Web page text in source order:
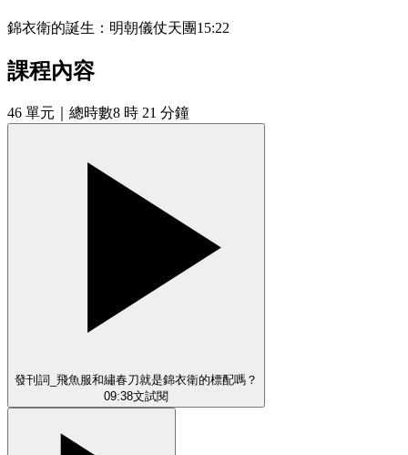
錦衣衛的誕生：明朝儀仗天團15:22
課程內容
46 單元 ｜總時數8 時 21 分鐘
發刊詞_飛魚服和繡春刀就是錦衣衛的標配嗎？
09:38文試閱